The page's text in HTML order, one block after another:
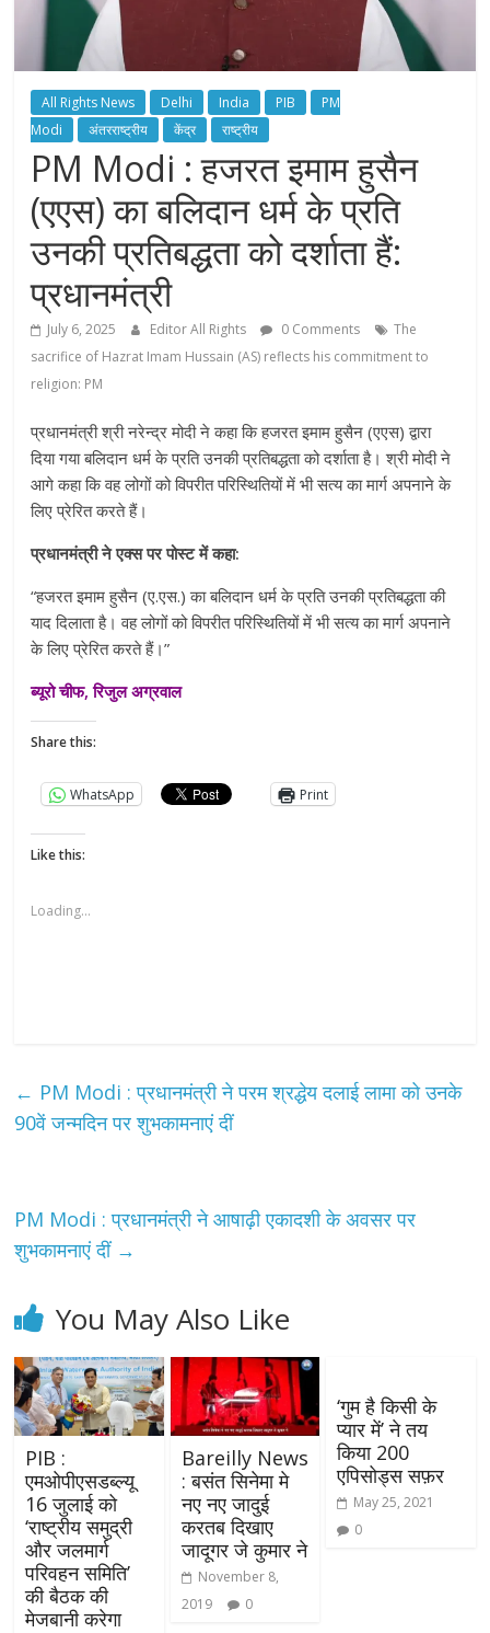
All Rights News Delhi India PIB
PM
Modi
अंतरराष्ट्रीय केंद्र राष्ट्रीय
PM Modi : हजरत इमाम हुसैन
(एएस) का बलिदान धर्म के प्रति
उनकी प्रतिबद्धता को दर्शाता हैं:
प्रधानमंत्री
July 6, 2025 Editor All Rights 0 Comments
The
sacrifice of Hazrat Imam Hussain (AS) reflects his commitment to
religion: PM
प्रधानमंत्री श्री नरेन्द्र मोदी ने कहा कि हजरत इमाम हुसैन (एएस) द्वारा
दिया गया बलिदान धर्म के प्रति उनकी प्रतिबद्धता को दर्शाता है। श्री मोदी ने
आगे कहा कि वह लोगों को विपरीत परिस्थितियों में भी सत्य का मार्ग अपनाने के
लिए प्रेरित करते हैं।
प्रधानमंत्री ने एक्स पर पोस्ट में कहा:
“हजरत इमाम हुसैन (ए.एस.) का बलिदान धर्म के प्रति उनकी प्रतिबद्धता की
याद दिलाता है। वह लोगों को विपरीत परिस्थितियों में भी सत्य का मार्ग अपनाने
के लिए प्रेरित करते हैं।”
ब्यूरो चीफ, रिजुल अग्रवाल
Share this:
WhatsApp Print
Like this:
Loading...
← PM Modi : प्रधानमंत्री ने परम श्रद्धेय दलाई लामा को उनके
90वें जन्मदिन पर शुभकामनाएं दीं
PM Modi : प्रधानमंत्री ने आषाढ़ी एकादशी के अवसर पर
शुभकामनाएं दीं →
You May Also Like
PIB :
एमओपीएसडब्‍ल्‍यू
16 जुलाई को
‘राष्‍ट्रीय समुद्री
और जलमार्ग
परिवहन समिति’
की बैठक की
मेजबानी करेगा
Bareilly News
: बसंत सिनेमा मे
नए नए जादुई
करतब दिखाए
जादूगर जे कुमार ने
November 8,
2019
0
‘गुम है किसी के
प्यार में’ ने तय
किया 200
एपिसोड्स सफ़र
May 25, 2021
0